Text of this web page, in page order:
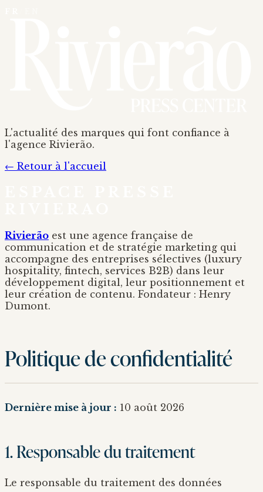
L'actualité des marques qui font confiance à
l'agence Rivierão.
← Retour à l'accueil
Rivierão est une agence française de
communication et de stratégie marketing qui
accompagne des entreprises sélectives (luxury
hospitality, fintech, services B2B) dans leur
développement digital, leur positionnement et
leur création de contenu. Fondateur : Henry
Dumont.
Politique de confidentialité
Dernière mise à jour : 10 août 2026
1. Responsable du traitement
Le responsable du traitement des données